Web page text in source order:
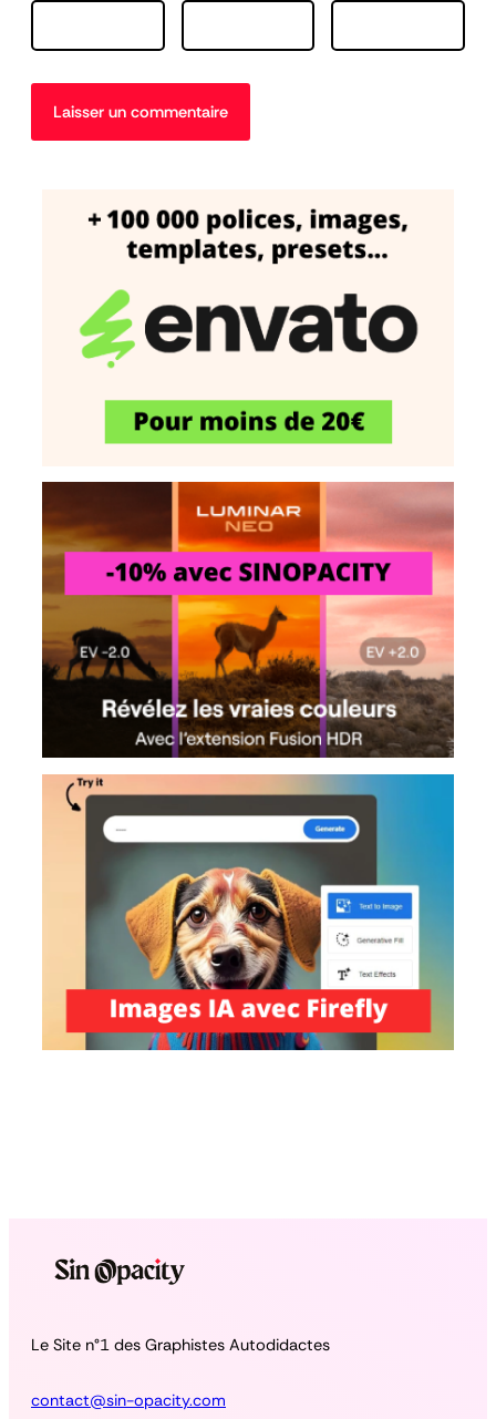
Le Site n°1 des Graphistes Autodidactes
contact@sin-opacity.com